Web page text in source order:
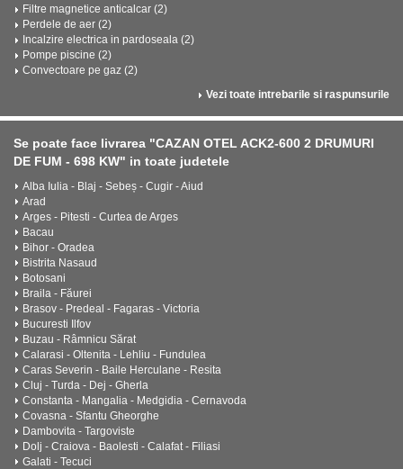
Filtre magnetice anticalcar (2)
Perdele de aer (2)
Incalzire electrica in pardoseala (2)
Pompe piscine (2)
Convectoare pe gaz (2)
Vezi toate intrebarile si raspunsurile
Se poate face livrarea "CAZAN OTEL ACK2-600 2 DRUMURI
DE FUM - 698 KW" in toate judetele
Alba Iulia - Blaj - Sebeș - Cugir - Aiud
Arad
Arges - Pitesti - Curtea de Arges
Bacau
Bihor - Oradea
Bistrita Nasaud
Botosani
Braila - Făurei
Brasov - Predeal - Fagaras - Victoria
Bucuresti Ilfov
Buzau - Râmnicu Sărat
Calarasi - Oltenita - Lehliu - Fundulea
Caras Severin - Baile Herculane - Resita
Cluj - Turda - Dej - Gherla
Constanta - Mangalia - Medgidia - Cernavoda
Covasna - Sfantu Gheorghe
Dambovita - Targoviste
Dolj - Craiova - Baolesti - Calafat - Filiasi
Galati - Tecuci